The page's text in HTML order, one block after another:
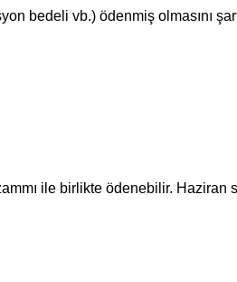
bedeli vb.) ödenmiş olmasını
ile birlikte ödenebilir. Haziran